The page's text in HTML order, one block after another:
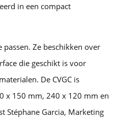
in een compact
passen. Ze beschikken over
die geschikt is voor
De CVGC is
x 150 mm, 240 x 120 mm en
Stéphane Garcia, Marketing